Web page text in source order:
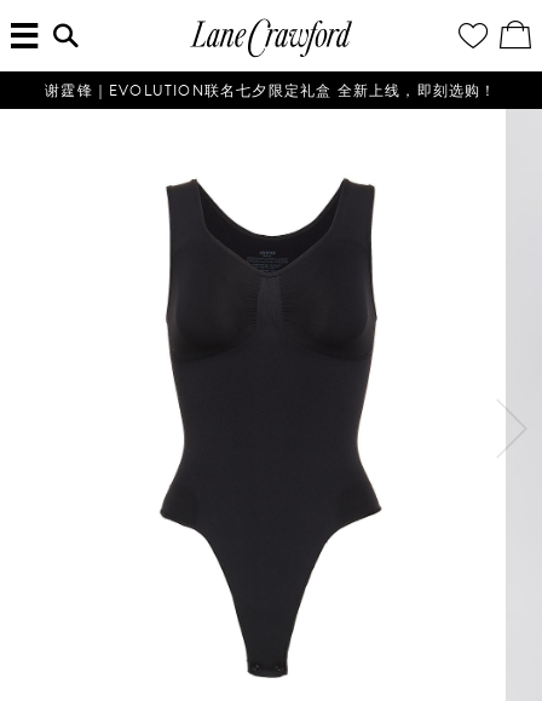
佛
探
的
尚
的
愿
望
清
单
看
／
修
购
单
入
搜
索
信
息...
谢霆锋｜EVOLUTION联名七夕限定礼盒 全新上线，即刻选购！